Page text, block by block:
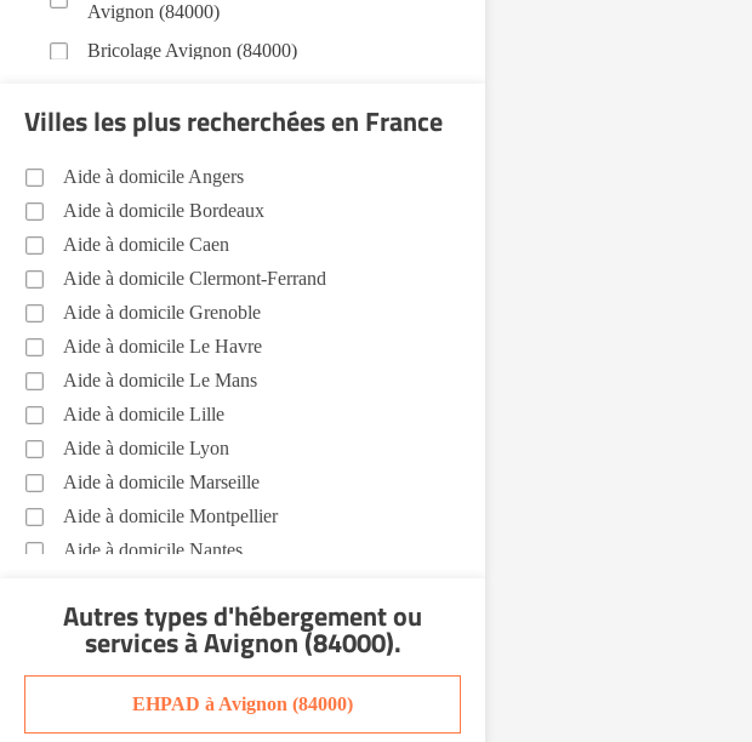
Avignon (84000)
Bricolage Avignon (84000)
Jardinage Avignon (84000)
Aide aux courses Avignon (84000)
Entretien du cadre de vie, ménage, repassage,
gestion du linge Avignon (84000)
Portage de repas Avignon (84000)
Sorties (promenades, rendez-vous médicaux...)
Avignon (84000)
Soins esthétiques Avignon (84000)
Autres aides à domicile Avignon (84000)
Voir toutes les aides à domicile à Avignon (84000)
Villes les plus recherchées en France
Aide à domicile Angers
Aide à domicile Bordeaux
Aide à domicile Caen
Aide à domicile Clermont-Ferrand
Aide à domicile Grenoble
Aide à domicile Le Havre
Aide à domicile Le Mans
Aide à domicile Lille
Aide à domicile Lyon
Aide à domicile Marseille
Aide à domicile Montpellier
Aide à domicile Nantes
Aide à domicile Nîmes
Aide à domicile Orléans
Aide à domicile Perpignan
Autres types d'hébergement ou
servicesà Avignon (84000).
EHPAD à Avignon (84000)